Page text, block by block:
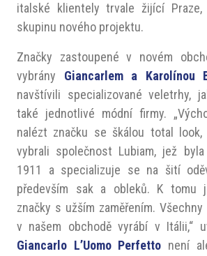
italské klientely trvale žijící
skupinu nového projektu.
Značky zastoupené v novém
vybrány Giancarlem a Karolínou
navštívili specializované veletrhy,
také jednotlivé módní firmy.
nalézt značku se škálou total
vybrali společnost Lubiam, jež
1911 a specializuje se na šití
především sak a obleků. K tomu
značky s užším zaměřením.
v našem obchodě vyrábí v Itálii,“
Giancarlo L’Uomo Perfetto není